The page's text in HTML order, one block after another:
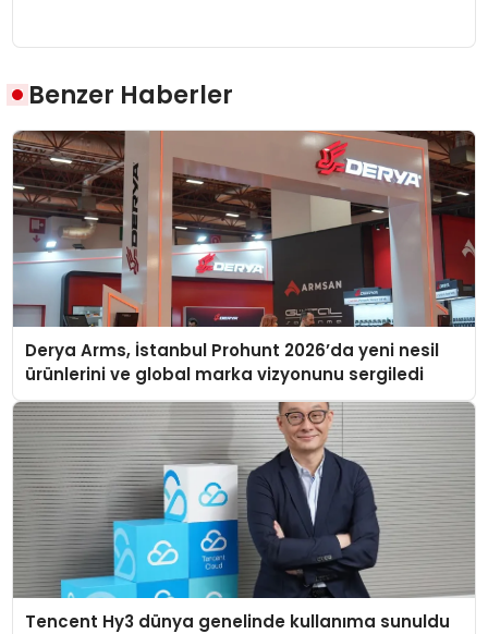
Benzer Haberler
Derya Arms, İstanbul Prohunt 2026’da yeni nesil
ürünlerini ve global marka vizyonunu sergiledi
Tencent Hy3 dünya genelinde kullanıma sunuldu